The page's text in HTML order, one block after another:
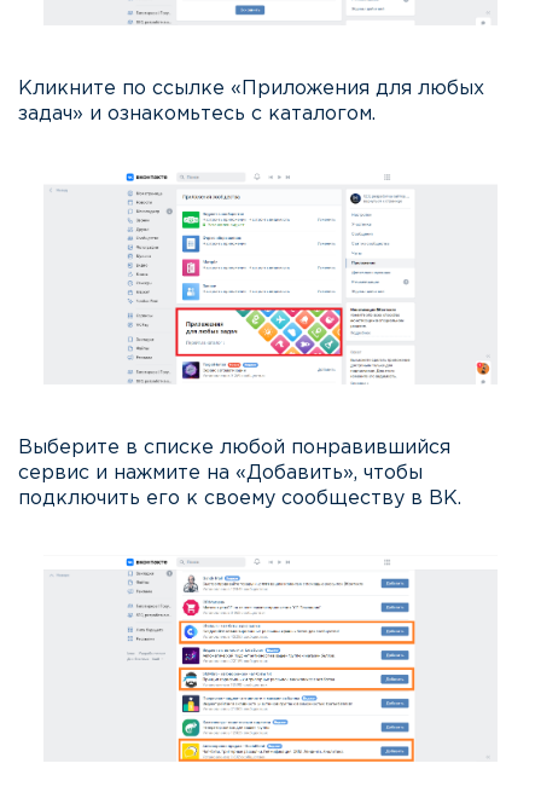
Кликните по ссылке «Приложения для любых
задач» и ознакомьтесь с каталогом.
Выберите в списке любой понравившийся
сервис и нажмите на «Добавить», чтобы
подключить его к своему сообществу в ВК.